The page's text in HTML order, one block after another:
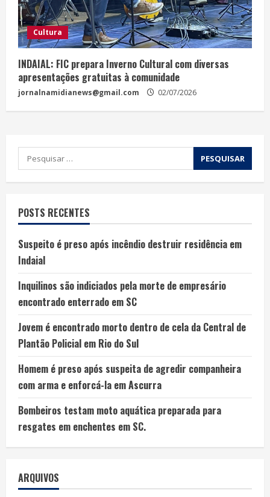
Cultura
INDAIAL: FIC prepara Inverno Cultural com diversas
apresentações gratuitas à comunidade
jornalnamidianews@gmail.com 02/07/2026
POSTS RECENTES
Suspeito é preso após incêndio destruir residência em
Indaial
Inquilinos são indiciados pela morte de empresário
encontrado enterrado em SC
Jovem é encontrado morto dentro de cela da Central de
Plantão Policial em Rio do Sul
Homem é preso após suspeita de agredir companheira
com arma e enforcá-la em Ascurra
Bombeiros testam moto aquática preparada para
resgates em enchentes em SC.
ARQUIVOS